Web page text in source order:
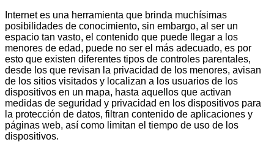
Internet es una herramienta que brinda muchísimas
posibilidades de conocimiento, sin embargo, al ser un
espacio tan vasto, el contenido que puede llegar a los
menores de edad, puede no ser el más adecuado, es por
esto que existen diferentes tipos de controles parentales,
desde los que revisan la privacidad de los menores, avisan
de los sitios visitados y localizan a los usuarios de los
dispositivos en un mapa, hasta aquellos que activan
medidas de seguridad y privacidad en los dispositivos para
la protección de datos, filtran contenido de aplicaciones y
páginas web, así como limitan el tiempo de uso de los
dispositivos.